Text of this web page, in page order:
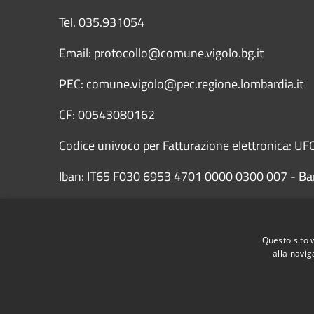
Tel. 035.931054
Email: protocollo@comune.vigolo.bg.it
PEC: comune.vigolo@pec.regione.lombardia.it
CF: 00543080162
Codice univoco per Fatturazione elettronica:
Iban: IT65 F030 6953 4701 0000 0300 007 -
Questo sito
alla